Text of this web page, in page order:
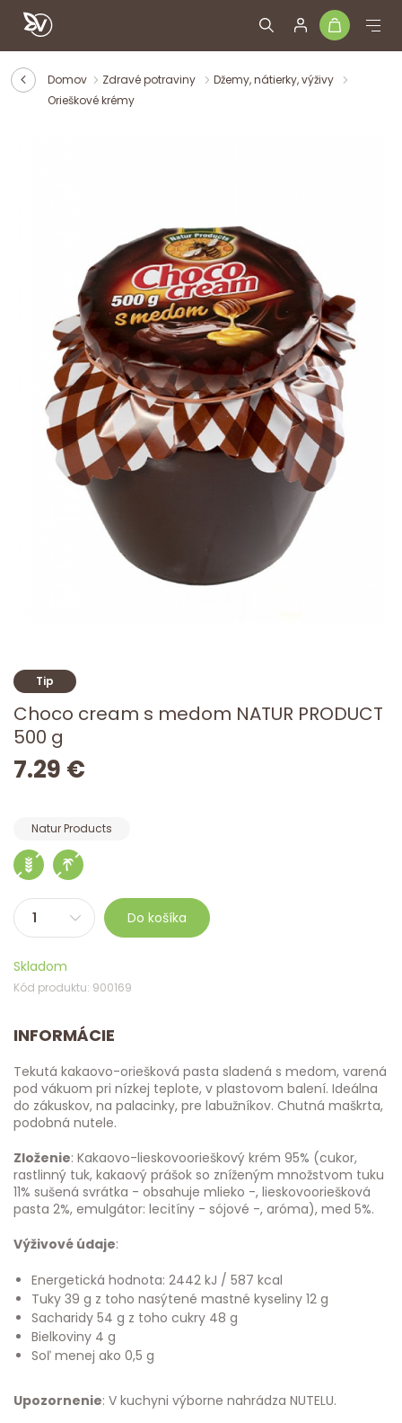
Domov Zdravé potraviny
Džemy, nátierky, výživy
Orieškové krémy
Tip
Choco cream s medom NATUR PRODUCT
500 g
7.29 €
Natur Products
Do košíka
Skladom
Kód produktu: 900169
INFORMÁCIE
Tekutá kakaovo-oriešková pasta sladená s medom, varená
pod vákuom pri nízkej teplote, v plastovom balení. Ideálna
do zákuskov, na palacinky, pre labužníkov. Chutná maškrta,
podobná nutele.
Zloženie: Kakaovo-lieskovoorieškový krém 95% (cukor,
rastlinný tuk, kakaový prášok so zníženým množstvom tuku
11% sušená svrátka - obsahuje mlieko -, lieskovooriešková
pasta 2%, emulgátor: lecitíny - sójové -, aróma), med 5%.
Výživové údaje:
Energetická hodnota: 2442 kJ / 587 kcal
Tuky 39 g z toho nasýtené mastné kyseliny 12 g
Sacharidy 54 g z toho cukry 48 g
Bielkoviny 4 g
Soľ menej ako 0,5 g
Upozornenie: V kuchyni výborne nahrádza NUTELU.